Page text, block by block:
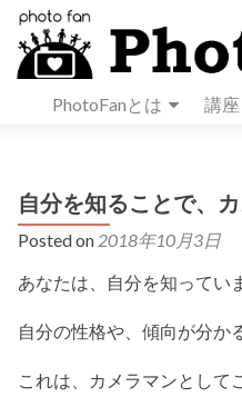
PhotoFanとは 講
自分を知ることで、
Posted on 2018年10月3日
あなたは、自分を知ってい
自分の性格や、傾向が分か
これは、カメラマンとして